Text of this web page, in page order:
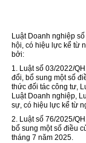
Luật Doanh nghiệp
hội, có hiệu lực kể từ
bởi:
1. Luật số 03/2022/
đổi, bổ sung một số
thức đối tác công tư,
Luật Doanh nghiệp,
sự, có hiệu lực kể từ
2. Luật số 76/2025/
bổ sung một số điều
tháng 7 năm 2025.